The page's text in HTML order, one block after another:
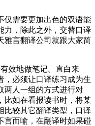
需要更加出色的双语能
力，除此之外，交替口译
雅言翻译公司就跟大家简
效地做笔记。直白来
，必须让口译练习成为生
两人一组的方式进行对
比如在看报读书时，将某
比较其它翻译类型，口译
言而喻，在翻译时如果碰